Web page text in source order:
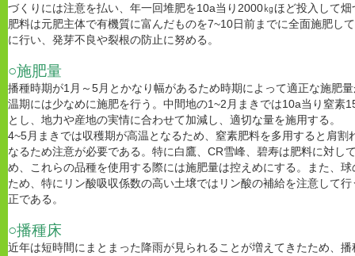
づくりには注意を払い、年一回堆肥を10a当り2000㎏ほど投入して
肥料は元肥主体で有機質に富んだものを7~10日前までに全面施肥し
に行い、発芽不良や裂根の防止に努める。
○施肥量
播種時期が1月～5月とかなり幅があるため時期によって適正な施肥
温期には少なめに施肥を行う。中間地の1~2月まきでは10a当り窒素
とし、地力や産地の実情に合わせて加減し、適切な量を施用する。
4~5月まきでは収穫期が高温となるため、窒素肥料を多用すると肩
なるため注意が必要である。特に白鷹、CR雪峰、碧寿は肥料に対し
め、これらの品種を使用する際には施肥量は控えめにする。また、
ため、特にリン酸吸収係数の高い土壌ではリン酸の補給を注意して
正である。
○播種床
近年は短時間にまとまった降雨が見られることが増えてきたため、